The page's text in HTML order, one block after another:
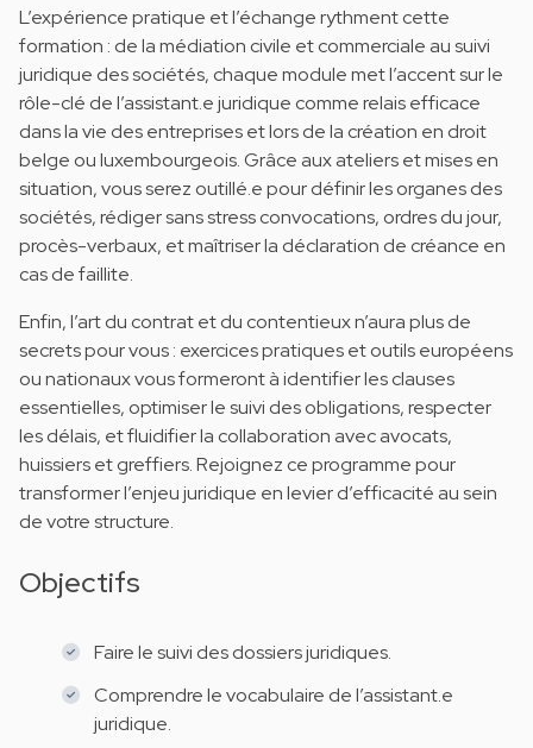
L’expérience pratique et l’échange rythment cette
formation : de la médiation civile et commerciale au suivi
juridique des sociétés, chaque module met l’accent sur le
rôle-clé de l’assistant.e juridique comme relais efficace
dans la vie des entreprises et lors de la création en droit
belge ou luxembourgeois. Grâce aux ateliers et mises en
situation, vous serez outillé.e pour définir les organes des
sociétés, rédiger sans stress convocations, ordres du jour,
procès-verbaux, et maîtriser la déclaration de créance en
cas de faillite.​
Enfin, l’art du contrat et du contentieux n’aura plus de
secrets pour vous : exercices pratiques et outils européens
ou nationaux vous formeront à identifier les clauses
essentielles, optimiser le suivi des obligations, respecter
les délais, et fluidifier la collaboration avec avocats,
huissiers et greffiers. Rejoignez ce programme pour
transformer l’enjeu juridique en levier d’efficacité au sein
de votre structure.
Objectifs
Faire le suivi des dossiers juridiques.
Comprendre le vocabulaire de l’assistant.e
juridique.